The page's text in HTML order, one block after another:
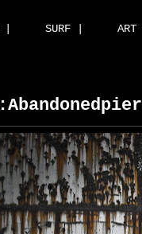
| SURF |